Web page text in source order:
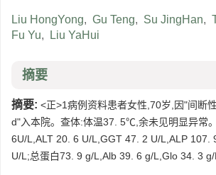
Liu HongYong, Gu Teng, Su JingHan,
Fu Yu, Liu YaHui
摘要
摘要: <正>1病例资料患者女性,70岁,因"间断
d"入本院。查体:体温37. 5℃,余未见明显异常
6U/L,ALT 20. 6 U/L,GGT 47. 2 U/L,ALP 107.
U/L;总蛋白73. 9 g/L,Alb 39. 6 g/L,Glo 34. 3